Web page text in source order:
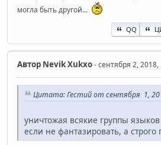
могла быть другой...
QQ
Автор Nevik Xukxo- сентября 2, 2018,
Цитата: Гестий от сентября 1,
уничтожая всякие группы
если не фантазировать, а